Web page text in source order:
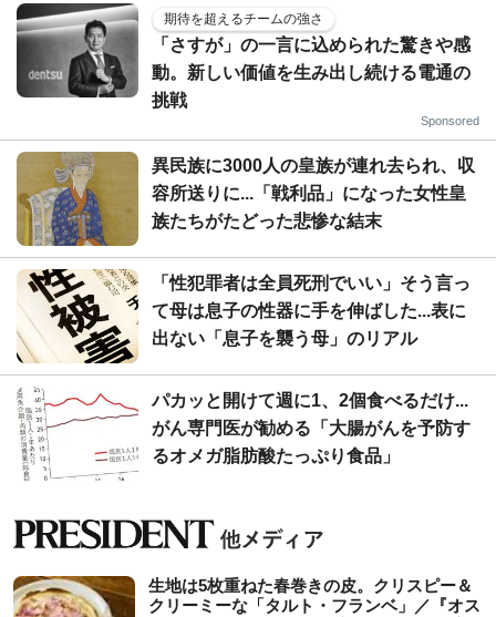
期待を超えるチームの強さ
「さすが」の一言に込められた驚きや感
動。新しい価値を生み出し続ける電通の
挑戦
Sponsored
異民族に3000人の皇族が連れ去られ、収
容所送りに...「戦利品」になった女性皇
族たちがたどった悲惨な結末
「性犯罪者は全員死刑でいい」そう言っ
て母は息子の性器に手を伸ばした...表に
出ない「息子を襲う母」のリアル
パカッと開けて週に1、2個食べるだけ...
がん専門医が勧める「大腸がんを予防す
るオメガ脂肪酸たっぷり食品」
生地は5枚重ねた春巻きの皮。クリスピー＆
クリーミーな「タルト・フランベ」／『オス